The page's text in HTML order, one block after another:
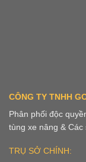
CÔNG TY TNHH
Phân phối độc
tùng xe nâng & Các
TRỤ SỞ CHÍNH: